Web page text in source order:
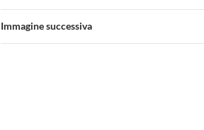
Immagine successiva